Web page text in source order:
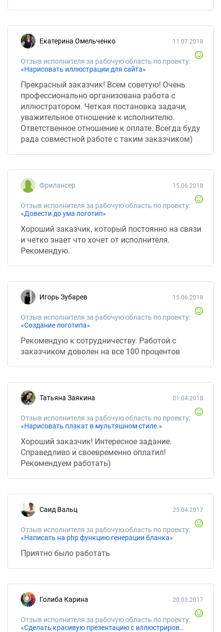
Екатерина Омельченко
Отзыв исполнителя за рабочую область по проекту:
«Нарисовать иллюстрации для сайта»
11.07.2018
Прекрасный заказчик! Всем советую! Очень
профессионально организована работа с
иллюстратором. Четкая постановка задачи,
уважительное отношение к исполнителю.
Ответственное отношение к оплате. Всегда буду
рада совместной работе с таким заказчиком)
Фрилансер
Отзыв исполнителя за рабочую область по проекту:
«Довести до ума логотип»
15.06.2018
Хороший заказчик, который постоянно на связи
и четко знает что хочет от исполнителя.
Рекомендую.
Игорь Зубарев
Отзыв исполнителя за рабочую область по проекту:
«Создание логотипа»
15.06.2018
Рекомендую к сотрудничеству. Работой с
заказчиком доволен на все 100 процентов
Татьяна Заякина
Отзыв исполнителя за рабочую область по проекту:
«Нарисовать плакат в мультяшном стиле.»
01.04.2018
Хороший заказчик! Интересное задание.
Справедливо и своевременно оплатил!
Рекомендуем работать)
Саид Вальц
Отзыв исполнителя за рабочую область по проекту:
«Написать на php функцию генерации бланка»
25.04.2017
Приятно было работать
Голиба Карина
Отзыв исполнителя за рабочую область по проекту:
«Сделать красивую презентацию с иллюстрированным текстом»
20.03.2017